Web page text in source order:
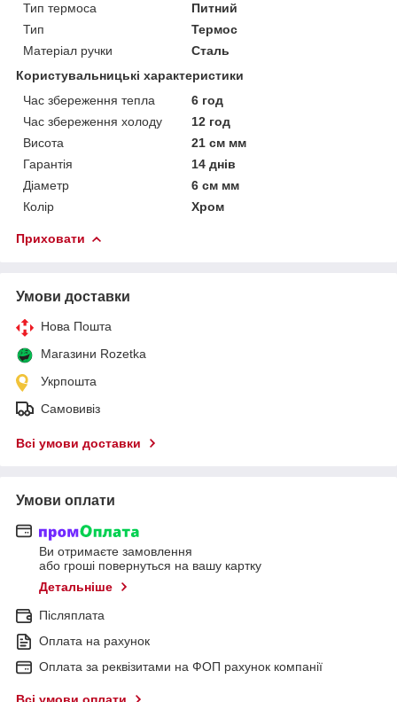
Тип термоса
Питний
Тип
Термос
Матеріал ручки
Сталь
Користувальницькі характеристики
Час збереження тепла
6 год
Час збереження холоду
12 год
Висота
21 см мм
Гарантія
14 днів
Діаметр
6 см мм
Колір
Хром
Приховати
Умови доставки
Нова Пошта
Магазини Rozetka
Укрпошта
Самовивіз
Всі умови доставки
Умови оплати
Ви отримаєте замовлення
або гроші повернуться на вашу картку
Детальніше
Післяплата
Оплата на рахунок
Оплата за реквізитами на ФОП рахунок компанії